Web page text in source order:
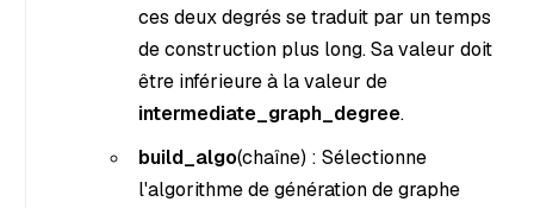
ces deux degrés se traduit par un temps
de construction plus long. Sa valeur doit
être inférieure à la valeur de
intermediate_graph_degree.
build_algo(chaîne) : Sélectionne
l'algorithme de génération de graphe